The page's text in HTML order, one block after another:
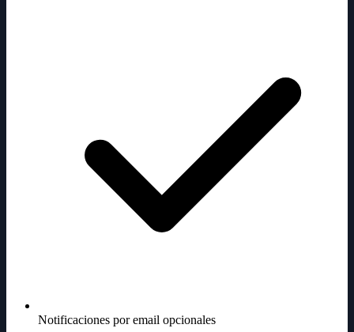
Notificaciones por email opcionales